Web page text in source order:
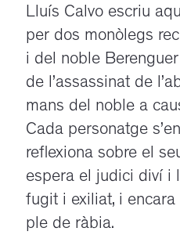
Lluís Calvo escriu
per dos monòlegs
i del noble
de l’assassinat de
mans del noble a
Cada personatge
reflexiona sobre el
espera el judici diví i
fugit i exiliat, i encara
ple de ràbia.